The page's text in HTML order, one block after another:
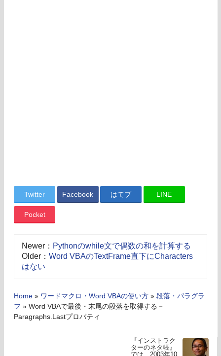
Twitter Facebook はてブ LINE
Pocket
Newer： Pythonのwhile文で偶数の和を計算する
Older： Word VBAのTextFrame直下にCharacters
はない
Home » ワードマクロ・Word VBAの使い方 » 段落・パラグラ
フ » Word VBAで最後・末尾の段落を取得する－
Paragraphs.Lastプロパティ
『インストラク
ターのネタ帳』
では、2003年10